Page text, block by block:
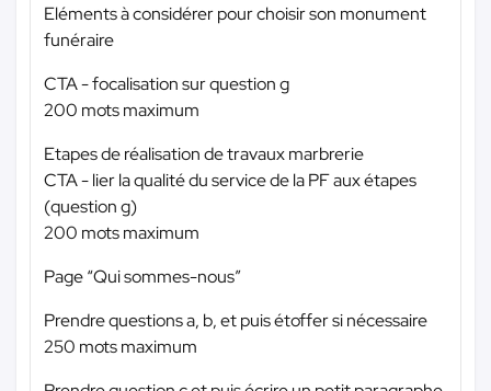
Eléments à considérer pour choisir son monument
funéraire
CTA - focalisation sur question g
200 mots maximum
Etapes de réalisation de travaux marbrerie
CTA - lier la qualité du service de la PF aux étapes
(question g)
200 mots maximum
Page “Qui sommes-nous”
Prendre questions a, b, et puis étoffer si nécessaire
250 mots maximum